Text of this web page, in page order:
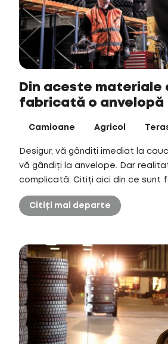
Din aceste materiale
fabricată o anvelopă
Camioane Agricol
Desigur, vă gândiți imediat la
vă gândiți la anvelope. Dar
complicată. Citiți aici din ce sunt
Citiți mai departe